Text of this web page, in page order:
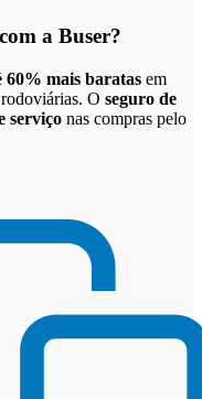
a Buser?
60% mais baratas em
O seguro de
serviço nas compras pelo